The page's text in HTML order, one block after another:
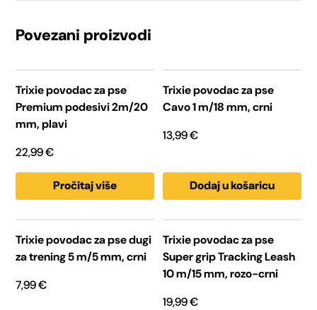
Povezani proizvodi
Trixie povodac za pse
Premium podesivi 2m/20
mm, plavi
22,99€
Pročitaj više
Trixie povodac za pse
Cavo 1 m/18 mm, crni
13,99€
Dodaj u košaricu
Trixie povodac za pse dugi
za trening 5 m/5 mm, crni
7,99€
Trixie povodac za pse
Super grip Tracking Leash
10 m/15 mm, rozo-crni
19,99€